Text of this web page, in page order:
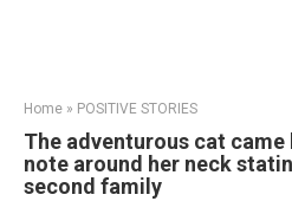
Home » POSITIVE STORIES
The adventurous cat came
note around her neck
second family